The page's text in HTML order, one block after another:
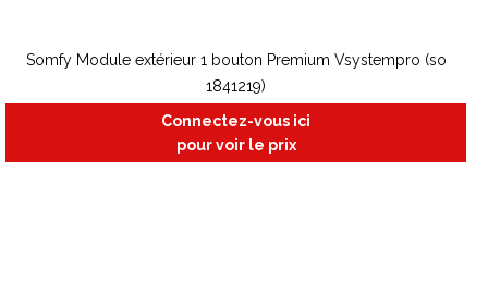
Somfy Module extérieur 1 bouton Premium Vsystempro (so
1841219)
Connectez-vous ici
pour voir le prix